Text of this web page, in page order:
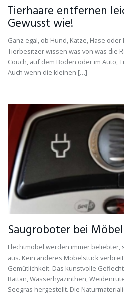
Tierhaare entfernen
Gewusst wie!
Ganz egal, ob Hund, Katze, Hase
Tierbesitzer wissen was von was die
Couch, auf dem Boden oder im Auto,
Auch wenn die kleinen […]
Saugroboter bei
Flechtmöbel werden immer beliebter,
aus. Kein anderes Möbelstück
Gemütlichkeit. Das kunstvolle
Rattan, Wasserhyazinthen,
Seegras hergestellt. Die